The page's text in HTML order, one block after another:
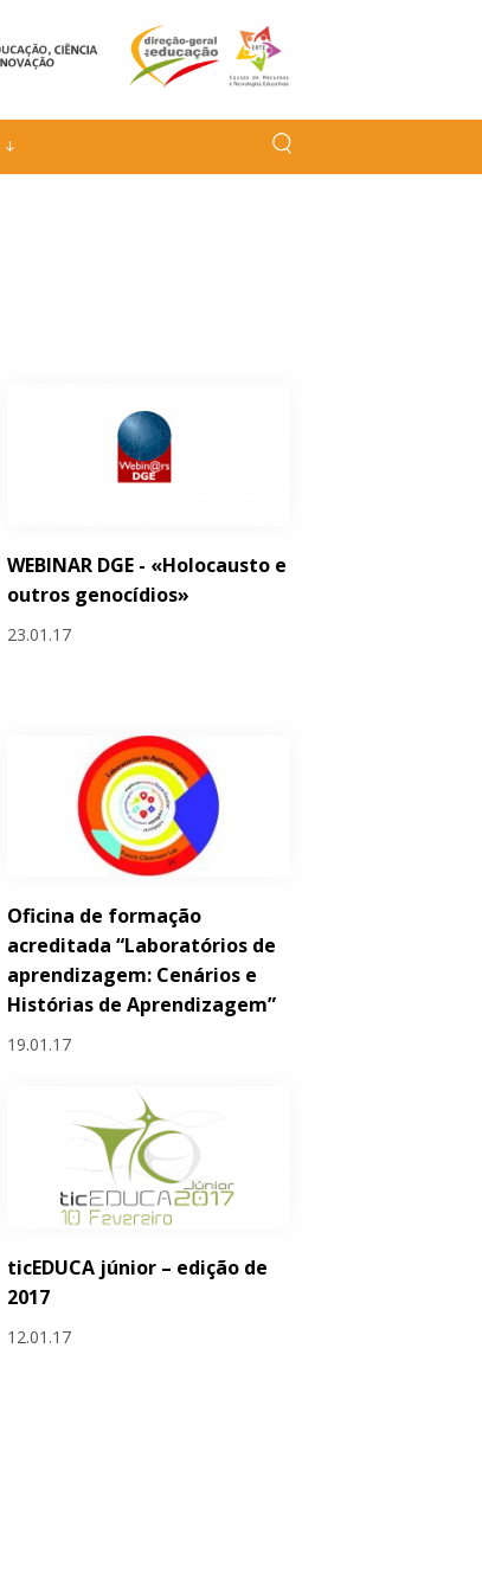
WEBINAR DGE - «Holocausto e
outros genocídios»
23.01.17
Oficina de formação
acreditada “Laboratórios de
aprendizagem: Cenários e
Histórias de Aprendizagem”
19.01.17
ticEDUCA júnior – edição de
2017
12.01.17